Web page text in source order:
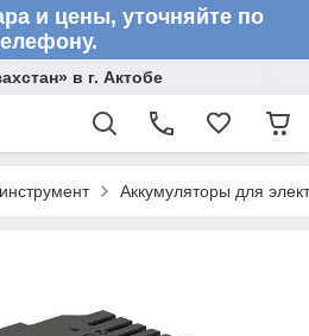
и цены, уточняйте по
в г. Актобе
Аккумуляторы для